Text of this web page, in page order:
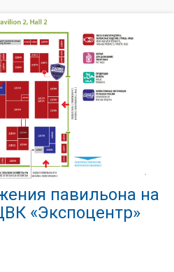
павильона на
«Экспоцентр»